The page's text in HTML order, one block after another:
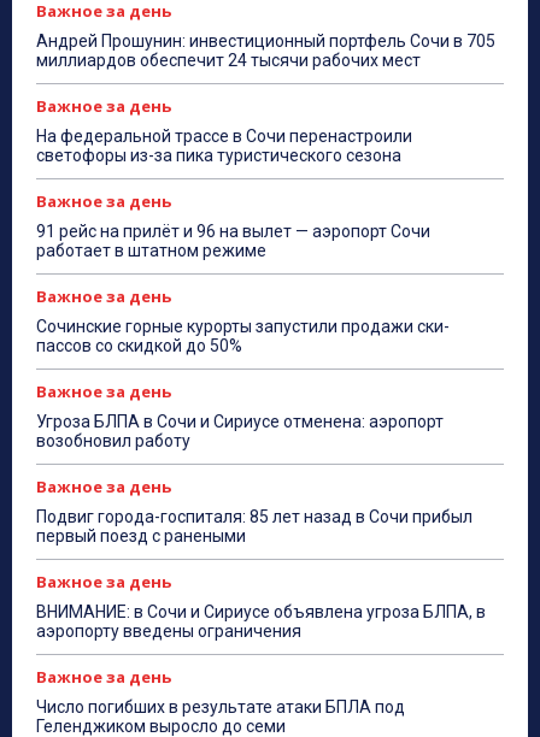
Важное за день
Андрей Прошунин: инвестиционный портфель Сочи в 705
миллиардов обеспечит 24 тысячи рабочих мест
Важное за день
На федеральной трассе в Сочи перенастроили
светофоры из-за пика туристического сезона
Важное за день
91 рейс на прилёт и 96 на вылет — аэропорт Сочи
работает в штатном режиме
Важное за день
Сочинские горные курорты запустили продажи ски-
пассов со скидкой до 50%
Важное за день
Угроза БЛПА в Сочи и Сириусе отменена: аэропорт
возобновил работу
Важное за день
Подвиг города-госпиталя: 85 лет назад в Сочи прибыл
первый поезд с ранеными
Важное за день
ВНИМАНИЕ: в Сочи и Сириусе объявлена угроза БЛПА, в
аэропорту введены ограничения
Важное за день
Число погибших в результате атаки БПЛА под
Геленджиком выросло до семи